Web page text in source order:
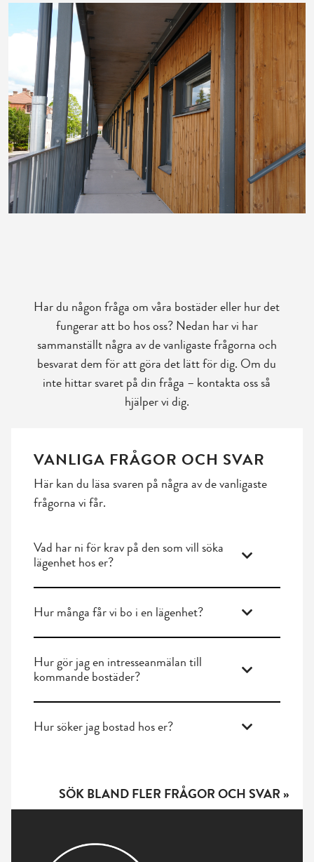
Har du någon fråga om våra bostäder eller hur det
fungerar att bo hos oss? Nedan har vi har
sammanställt några av de vanligaste frågorna och
besvarat dem för att göra det lätt för dig. Om du
inte hittar svaret på din fråga – kontakta oss så
hjälper vi dig.
VANLIGA FRÅGOR OCH SVAR
Här kan du läsa svaren på några av de vanligaste
frågorna vi får.
Vad har ni för krav på den som vill söka
lägenhet hos er?
Hur många får vi bo i en lägenhet?
Hur gör jag en intresseanmälan till
kommande bostäder?
Hur söker jag bostad hos er?
SÖK BLAND FLER FRÅGOR OCH SVAR